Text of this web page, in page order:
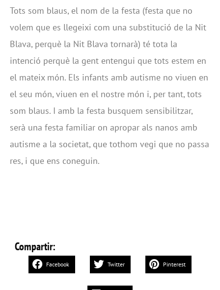
Tots som blaus, el nom de la festa (festa que no
volem que es llegeixi com una substitució de la Nit
Blava, perquè la Nit Blava tornarà) té tota la
intenció perquè la gent entengui que tots estem en
el mateix món. Els infants amb autisme no viuen en
el seu món, viuen en el nostre món i, per tant, tots
som blaus. I amb la festa busquem sensibilitzar,
serà una festa familiar on apropar als nanos amb
autisme a la societat, que tothom vegi que no passa
res, i que ens coneguin.
Compartir:
Facebook Twitter Pinterest